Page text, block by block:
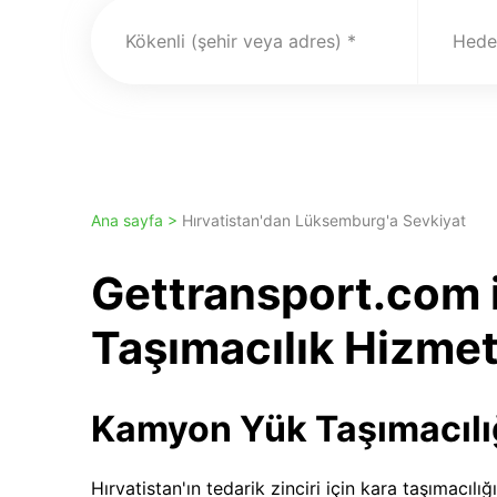
Kökenli (şehir veya adres)
Ana sayfa > Hırvatistan'dan Lüksemburg'a Sevkiyat
Gettransport.com
Taşımacılık
Kamyon Yük
Hırvatistan'ın tedarik zinciri için kara